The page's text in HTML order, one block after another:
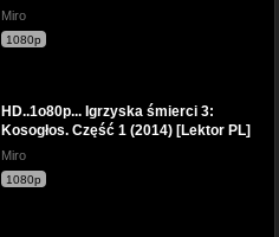
Miro
1080p
HD..1o80p... Igrzyska śmierci 3:
Kosogłos. Część 1 (2014) [Lektor PL]
Miro
1080p